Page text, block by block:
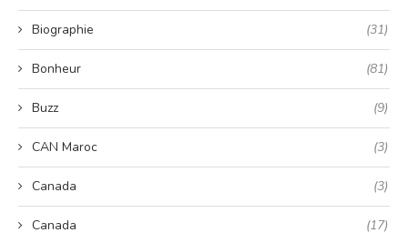
Biographie (31)
Bonheur (81)
Buzz (9)
CAN Maroc (3)
Canada (3)
Canada (17)